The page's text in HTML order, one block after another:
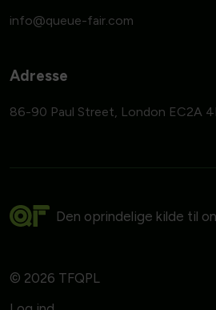
Adresse
86-90 Paul Street, London EC2A
Den oprindelige kilde til
© 2026 TFQPL